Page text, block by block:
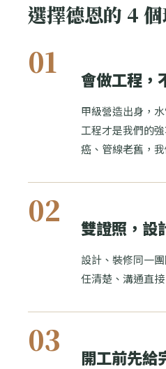
選擇德恩的 4
01 會做工程，
甲級營造出身，
工程才是我們的
癌、管線老舊，
02 雙證照，設
設計、裝修同一
任清楚、溝通直
03 開工前先給